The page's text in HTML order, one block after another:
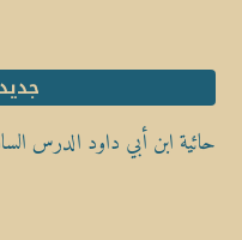
حائية ابن أبي داود الدرس